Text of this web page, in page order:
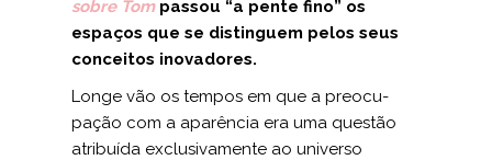
sobre Tom passou “a pente fino” os
espaços que se distinguem pelos seus
conceitos inovadores.
Longe vão os tempos em que a preocu­
pação com a aparência era uma questão
atribuída exclusivamente ao universo